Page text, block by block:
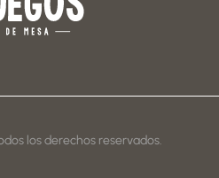
los derechos reservados.